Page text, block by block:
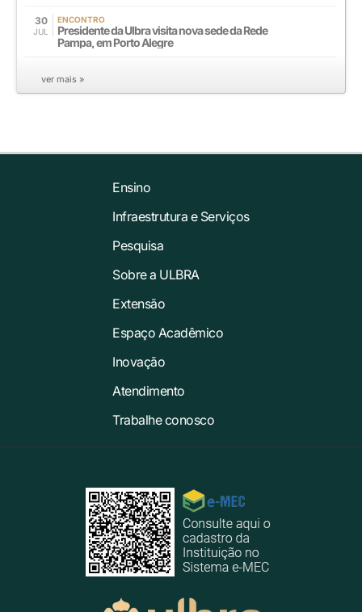
30
JUL
ENCONTRO
Presidente da Ulbra visita nova sede da Rede
Pampa, em Porto Alegre
ver mais »
Ensino
Infraestrutura e Serviços
Pesquisa
Sobre a ULBRA
Extensão
Espaço Acadêmico
Inovação
Atendimento
Trabalhe conosco